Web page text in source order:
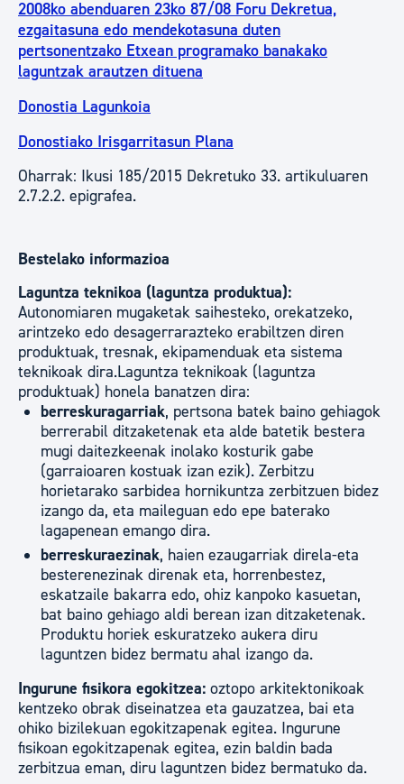
2008ko abenduaren 23ko 87/08 Foru Dekretua,
ezgaitasuna edo mendekotasuna duten
pertsonentzako Etxean programako banakako
laguntzak arautzen dituena
Donostia Lagunkoia
Donostiako Irisgarritasun Plana
Oharrak: Ikusi 185/2015 Dekretuko 33. artikuluaren
2.7.2.2. epigrafea.
Bestelako informazioa
Laguntza teknikoa (laguntza produktua):
Autonomiaren mugaketak saihesteko, orekatzeko,
arintzeko edo desagerrarazteko erabiltzen diren
produktuak, tresnak, ekipamenduak eta sistema
teknikoak dira.Laguntza teknikoak (laguntza
produktuak) honela banatzen dira:
berreskuragarriak, pertsona batek baino gehiagok
berrerabil ditzaketenak eta alde batetik bestera
mugi daitezkeenak inolako kosturik gabe
(garraioaren kostuak izan ezik). Zerbitzu
horietarako sarbidea hornikuntza zerbitzuen bidez
izango da, eta maileguan edo epe baterako
lagapenean emango dira.
berreskuraezinak, haien ezaugarriak direla-eta
besterenezinak direnak eta, horrenbestez,
eskatzaile bakarra edo, ohiz kanpoko kasuetan,
bat baino gehiago aldi berean izan ditzaketenak.
Produktu horiek eskuratzeko aukera diru
laguntzen bidez bermatu ahal izango da.
Ingurune fisikora egokitzea: oztopo arkitektonikoak
kentzeko obrak diseinatzea eta gauzatzea, bai eta
ohiko bizilekuan egokitzapenak egitea. Ingurune
fisikoan egokitzapenak egitea, ezin baldin bada
zerbitzua eman, diru laguntzen bidez bermatuko da.